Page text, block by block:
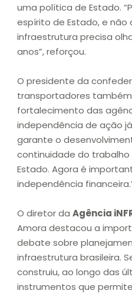
uma política de Estado.
espírito de Estado, e não
infraestrutura precisa
anos”, reforçou.
O presidente da
transportadores
fortalecimento das
independência de ação
garante o
continuidade do
Estado. Agora é
independência
O diretor da Agência
Amora destacou a
debate sobre
infraestrutura brasileira.
construiu, ao longo das
instrumentos que